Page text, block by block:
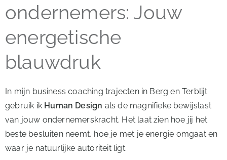
ondernemers: Jouw
energetische
blauwdruk
In mijn business coaching trajecten in Berg en Terblijt
gebruik ik Human Design als de magnifieke bewijslast
van jouw ondernemerskracht. Het laat zien hoe jij het
beste besluiten neemt, hoe je met je energie omgaat en
waar je natuurlijke autoriteit ligt.